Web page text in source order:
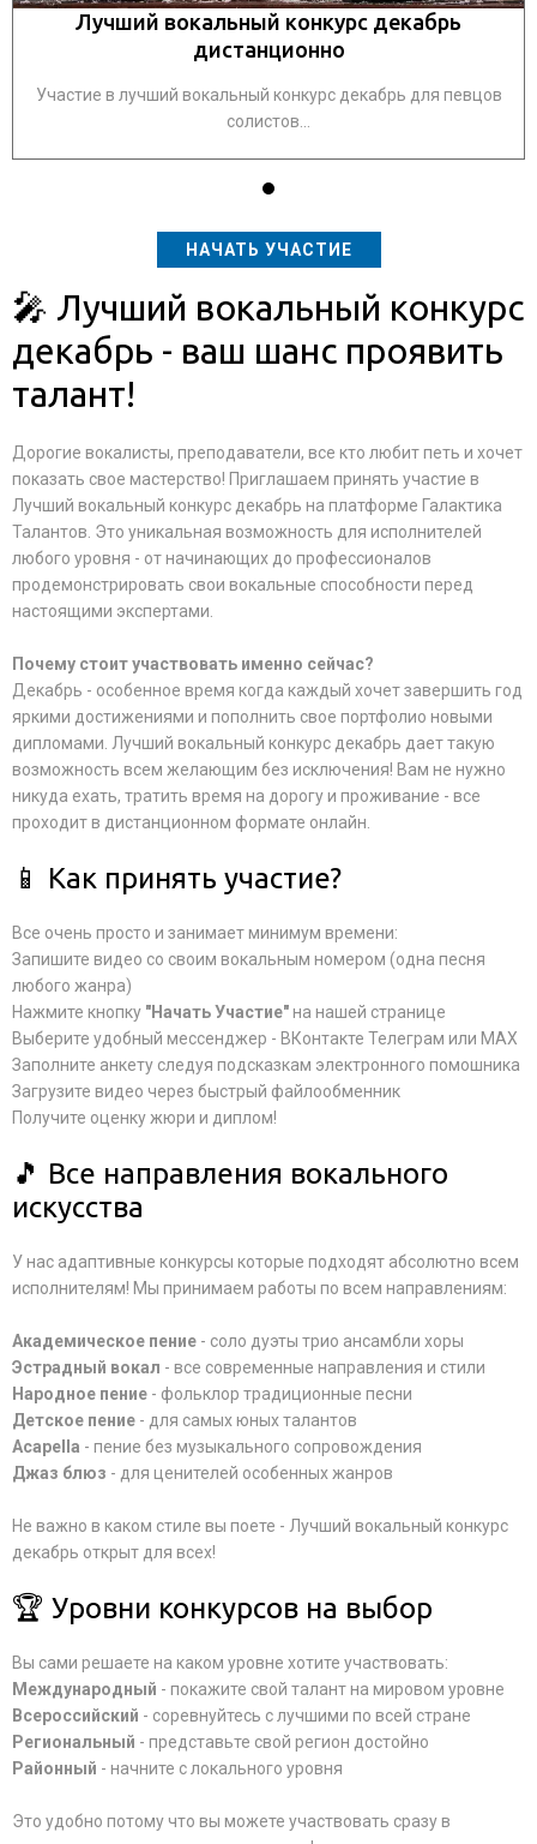
Лучший вокальный конкурс декабрь
дистанционно
Участие в лучший вокальный конкурс декабрь для певцов
солистов...
НАЧАТЬ УЧАСТИЕ
🎤 Лучший вокальный конкурс
декабрь - ваш шанс проявить
талант!
Дорогие вокалисты, преподаватели, все кто любит петь и хочет
показать свое мастерство! Приглашаем принять участие в
Лучший вокальный конкурс декабрь на платформе Галактика
Талантов. Это уникальная возможность для исполнителей
любого уровня - от начинающих до профессионалов
продемонстрировать свои вокальные способности перед
настоящими экспертами.
Почему стоит участвовать именно сейчас?
Декабрь - особенное время когда каждый хочет завершить год
яркими достижениями и пополнить свое портфолио новыми
дипломами. Лучший вокальный конкурс декабрь дает такую
возможность всем желающим без исключения! Вам не нужно
никуда ехать, тратить время на дорогу и проживание - все
проходит в дистанционном формате онлайн.
📱 Как принять участие?
Все очень просто и занимает минимум времени:
Запишите видео со своим вокальным номером (одна песня
любого жанра)
Нажмите кнопку "Начать Участие"на нашей странице
Выберите удобный мессенджер - ВКонтакте Телеграм или MAX
Заполните анкету следуя подсказкам электронного помошника
Загрузите видео через быстрый файлообменник
Получите оценку жюри и диплом!
🎵 Все направления вокального
искусства
У нас адаптивные конкурсы которые подходят абсолютно всем
исполнителям! Мы принимаем работы по всем направлениям:
Академическое пение - соло дуэты трио ансамбли хоры
Эстрадный вокал - все современные направления и стили
Народное пение - фольклор традиционные песни
Детское пение - для самых юных талантов
Acapella - пение без музыкального сопровождения
Джаз блюз - для ценителей особенных жанров
Не важно в каком стиле вы поете - Лучший вокальный конкурс
декабрь открыт для всех!
🏆 Уровни конкурсов на выбор
Вы сами решаете на каком уровне хотите участвовать:
Международный - покажите свой талант на мировом уровне
Всероссийский - соревнуйтесь с лучшими по всей стране
Региональный - представьте свой регион достойно
Районный - начните с локального уровня
Это удобно потому что вы можете участвовать сразу в